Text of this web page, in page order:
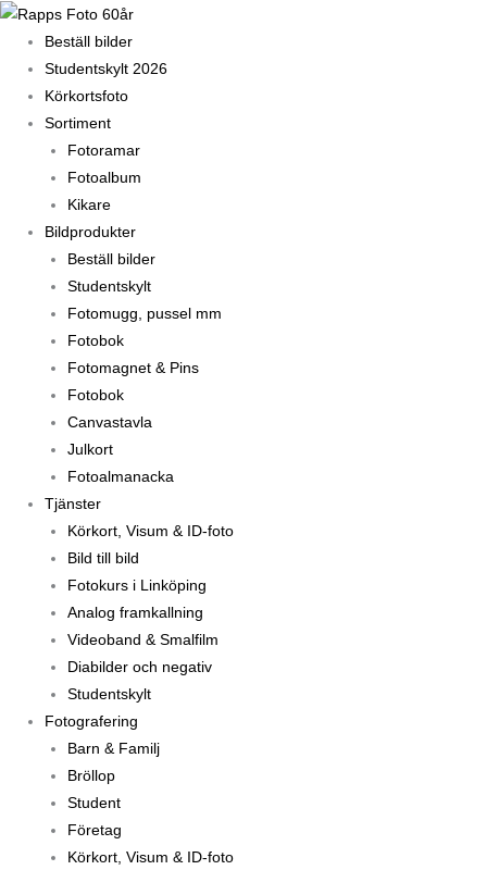
Hoppa
innehåll
Beställ bilder
Studentskylt 2026
Körkortsfoto
Sortiment
Fotoramar
Fotoalbum
Kikare
Bildprodukter
Beställ bilder
Studentskylt
Fotomugg, pussel mm
Fotobok
Fotomagnet & Pins
Fotobok
Canvastavla
Julkort
Fotoalmanacka
Tjänster
Körkort, Visum & ID-foto
Bild till bild
Fotokurs i Linköping
Analog framkallning
Videoband & Smalfilm
Diabilder och negativ
Studentskylt
Fotografering
Barn & Familj
Bröllop
Student
Företag
Körkort, Visum & ID-foto